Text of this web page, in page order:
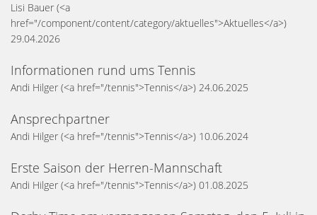
Lisi Bauer (<a
href="/component/content/category/aktuelles">Aktuelles</a>)
29.04.2026
Informationen rund ums Tennis
Andi Hilger (<a href="/tennis">Tennis</a>) 24.06.2025
Ansprechpartner
Andi Hilger (<a href="/tennis">Tennis</a>) 10.06.2024
Erste Saison der Herren-Mannschaft
Andi Hilger (<a href="/tennis">Tennis</a>) 01.08.2025